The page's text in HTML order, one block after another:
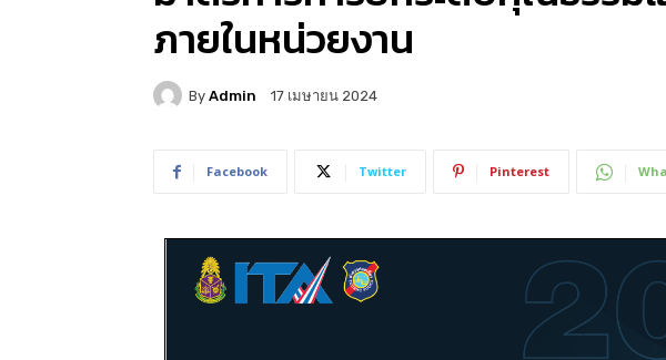
ภายในหน่วยงาน
By Admin 17 เมษายน 2024
Facebook Twitter Pinterest